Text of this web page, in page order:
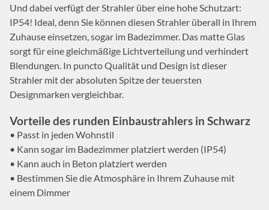
Und dabei verfügt der Strahler über eine hohe Schutzart:
IP54! Ideal, denn Sie können diesen Strahler überall in Ihrem
Zuhause einsetzen, sogar im Badezimmer. Das matte Glas
sorgt für eine gleichmäßige Lichtverteilung und verhindert
Blendungen. In puncto Qualität und Design ist dieser
Strahler mit der absoluten Spitze der teuersten
Designmarken vergleichbar.
Vorteile des runden Einbaustrahlers in Schwarz
• Passt in jeden Wohnstil
• Kann sogar im Badezimmer platziert werden (IP54)
• Kann auch in Beton platziert werden
• Bestimmen Sie die Atmosphäre in Ihrem Zuhause mit
einem Dimmer